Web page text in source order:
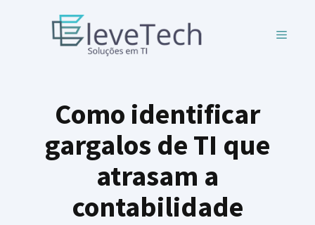
MENU
Como identificar
gargalos de TI que
atrasam a
contabilidade